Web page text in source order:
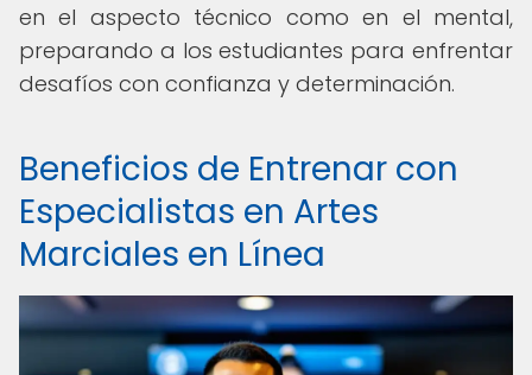
en el aspecto técnico como en el mental,
preparando a los estudiantes para enfrentar
desafíos con confianza y determinación.
Beneficios de Entrenar con
Especialistas en Artes
Marciales en Línea